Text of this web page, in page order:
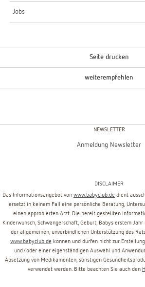
Jobs
Seite drucken
weiterempfehlen
NEWSLETTER
Anmeldung Newsletter
DISCLAIMER
Das Informationsangebot von www.babyclub.de dient
ersetzt in keinem Fall eine persönliche Beratung,
einen approbierten Arzt. Die bereit gestellten
Kinderwunsch, Schwangerschaft, Geburt, Babys erstem
der allgemeinen, unverbindlichen Unterstützung des
www.babyclub.de können und dürfen nicht zur
und/oder einer eigenständigen Auswahl und
Absetzung von Medikamenten, sonstigen
verwendet werden. Bitte beachten Sie auch den